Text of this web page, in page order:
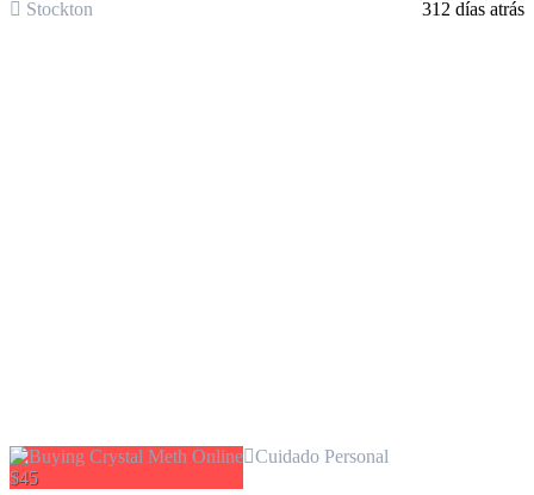
Stockton 312 días atrás
$45
Cuidado Personal